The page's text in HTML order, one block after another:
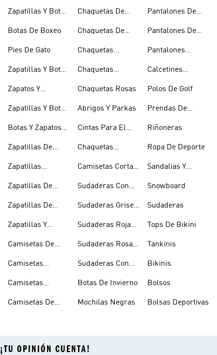
Zapatillas Y Botas
Botas De Boxeo
Pies De Gato
Zapatillas Y Botas
Zapatos Y
Doradas
Zapatillas Y Botas
Botas Y Zapatos
Zapatillas De
Zapatillas
Zapatillas De
Zapatillas De
Zapatillas Y
Camisetas De
Camisetas
Camisetas
Camisetas De
Chaquetas De
Chaquetas De
Chaquetas
Chaquetas
Chaquetas Rosas
Abrigos Y Parkas
Cintas Para El
Chaquetas
Camisetas Cortas
Sudaderas Con
Sudaderas Grises
Sudaderas Rojas
Sudaderas Rosas
Sudaderas Con
Botas De Invierno
Mochilas Negras
Pantalones De
Pantalones De
Pantalones
Calcetines
Polos De Golf
Prendas De
Riñoneras
Ropa De Deporte
Sandalias Y
Snowboard
Sudaderas
Tops De Bikini
Tankinis
Bikinis
Bolsos
Bolsas Deportivas
¡TU OPINIÓN CUENTA!